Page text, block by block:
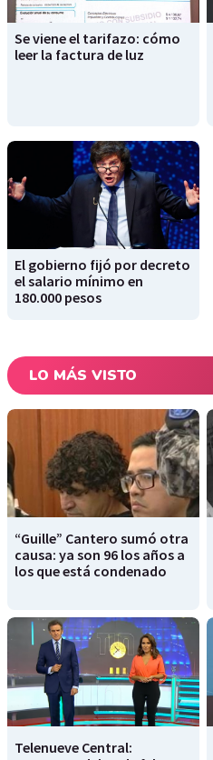
Se viene el tarifazo: cómo
leer la factura de luz
El gobierno fijó por decreto
el salario mínimo en
180.000 pesos
LO MÁS VISTO
“Guille” Cantero sumó otra
causa: ya son 96 los años a
los que está condenado
Telenueve Central: